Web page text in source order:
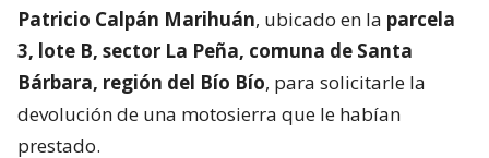
Patricio Calpán Marihuán, ubicado en la parcela
3, lote B, sector La Peña, comuna de Santa
Bárbara, región del Bío Bío, para solicitarle la
devolución de una motosierra que le habían
prestado.